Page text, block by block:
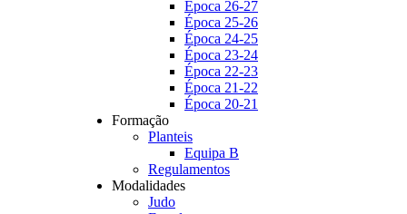
Época 26-27
Época 25-26
Época 24-25
Época 23-24
Época 22-23
Época 21-22
Época 20-21
Formação
Planteis
Equipa B
Regulamentos
Modalidades
Judo